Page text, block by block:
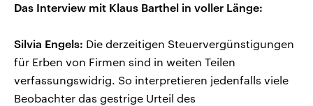
Das Interview mit Klaus Barthel in voller Länge:
Silvia Engels: Die derzeitigen Steuervergünstigungen
für Erben von Firmen sind in weiten Teilen
verfassungswidrig. So interpretieren jedenfalls viele
Beobachter das gestrige Urteil des